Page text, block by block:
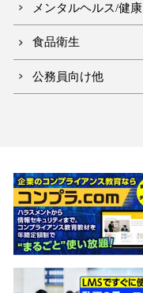
メンタルヘルス/健康
食品衛生
公務員向け他